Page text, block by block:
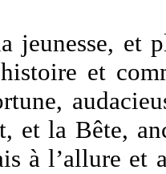
jeunesse, et
et
et la Bête,
à l’allure et